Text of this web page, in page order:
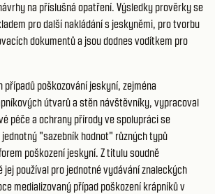
na příslušná opatření. Výsledky prověrky se
pro další nakládání s jeskyněmi, pro tvorbu
dokumentů a jsou dodnes vodítkem pro
případů poškozování jeskyní, zejména
útvarů a stěn návštěvníky, vypracoval
péče a ochrany přírody ve spolupráci se
"sazebník hodnot" různých typů
poškození jeskyní. Z titulu soudně
používal pro jednotné vydávání znaleckých
medializovaný případ poškození krápníků v